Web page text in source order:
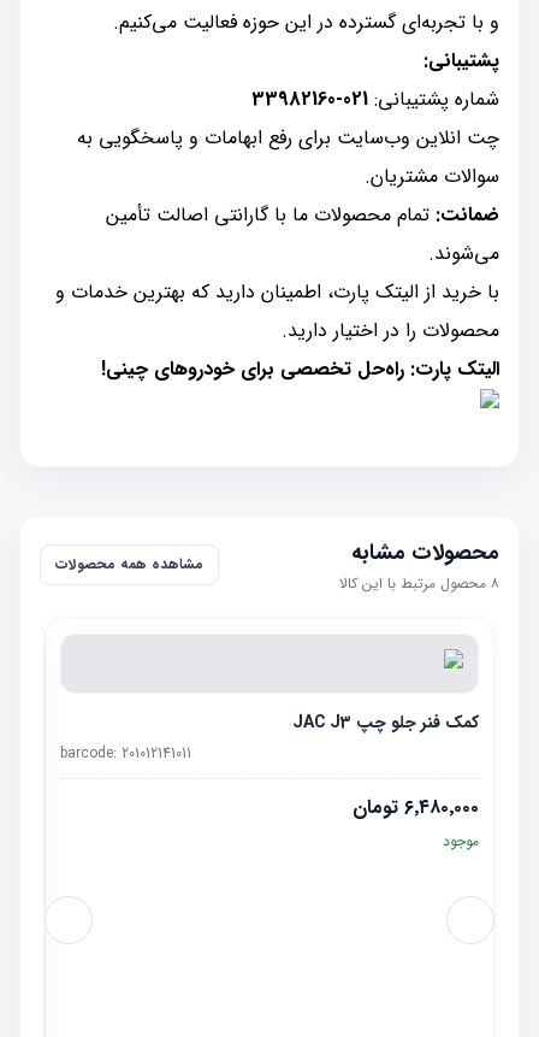
و با تجربه‌ای گسترده در این حوزه فعالیت می‌کنیم.
پشتیبانی:
شماره پشتیبانی: 021-33982160
چت انلاین وب‌سایت برای رفع ابهامات و پاسخگویی به
سوالات مشتریان.
ضمانت: تمام محصولات ما با گارانتی اصالت تأمین
می‌شوند.
با خرید از الیتک پارت، اطمینان دارید که بهترین خدمات و
محصولات را در اختیار دارید.
الیتک پارت: راه‌حل تخصصی برای خودروهای چینی!
محصولات مشابه
۸ محصول مرتبط با این کالا
مشاهده همه محصولات
کمک فنر جلو چپ JAC J3
barcode: 201012141011
۶٬۴۸۰٬۰۰۰ تومان
موجود